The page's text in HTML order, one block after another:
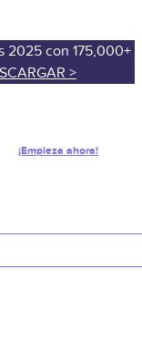
2025 con 175,000+
>
¡Empieza ahora!